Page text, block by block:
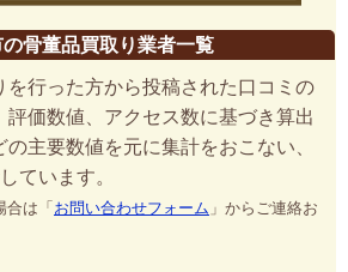
骨董品買取り業者一覧
を行った方から投稿された口コミの
評価数値、アクセス数に基づき算出
主要数値を元に集計をおこない、
ています。
は「 お問い合わせフォーム 」からご連絡お